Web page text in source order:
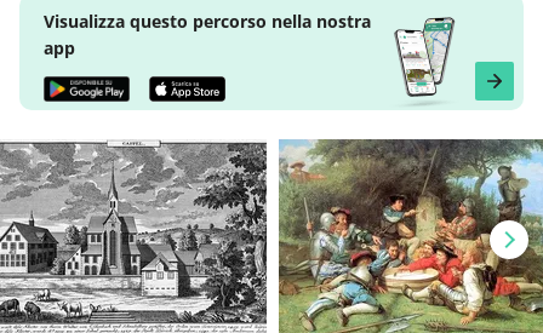
Visualizza questo percorso nella nostra
app